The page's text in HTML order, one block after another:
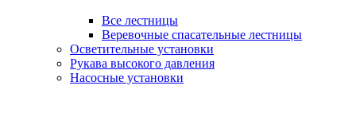
Все лестницы
Веревочные спасательные лестницы
Осветительные установки
Рукава высокого давления
Насосные установки